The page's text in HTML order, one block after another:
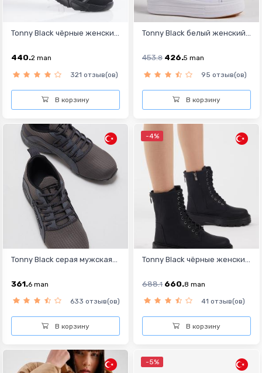
Tonny Black чёрные женски...
440.2 man
321 отзыв(ов)
В корзину
Tonny Black белый женский...
453.8 426.5 man
95 отзыв(ов)
В корзину
Tonny Black серая мужская...
361.6 man
633 отзыв(ов)
В корзину
-4%
Tonny Black чёрные женски...
688.1 660.8 man
41 отзыв(ов)
В корзину
-5%